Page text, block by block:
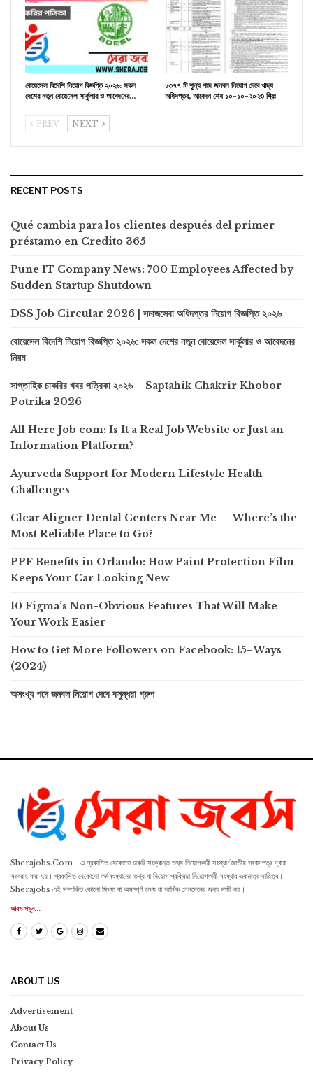
বোয়েসেল বিদেশি নিয়োগ বিজ্ঞপ্তি ২০২৬: সকল
দেশের নতুন বোয়েসেল সার্কুলার ও আবেদনের…
১৩৭৭ টি শূন্য পদে জনবল নিয়োগ দেবে খাদ্য
অধিদপ্তর, আবেদন শেষ ১০-১০-২০২৩ খ্রিঃ
PREV NEXT
RECENT POSTS
Qué cambia para los clientes después del primer
préstamo en Credito 365
Pune IT Company News: 700 Employees Affected by
Sudden Startup Shutdown
DSS Job Circular 2026 | সমাজসেবা অধিদপ্তর নিয়োগ বিজ্ঞপ্তি ২০২৬
বোয়েসেল বিদেশি নিয়োগ বিজ্ঞপ্তি ২০২৬: সকল দেশের নতুন বোয়েসেল সার্কুলার ও আবেদনের
নিয়ম
সাপ্তাহিক চাকরির খবর পত্রিকা ২০২৬ – Saptahik Chakrir Khobor
Potrika 2026
All Here Job com: Is It a Real Job Website or Just an
Information Platform?
Ayurveda Support for Modern Lifestyle Health
Challenges
Clear Aligner Dental Centers Near Me — Where’s the
Most Reliable Place to Go?
PPF Benefits in Orlando: How Paint Protection Film
Keeps Your Car Looking New
10 Figma’s Non-Obvious Features That Will Make
Your Work Easier
How to Get More Followers on Facebook: 15+ Ways
(2024)
অসংখ্য পদে জনবল নিয়োগ দেবে বসুন্ধরা গ্রুপ
Sherajobs.Com - এ প্রকাশিত যেকোনো চাকরি সংক্রান্ত তথ্য নিয়োগকারী সংস্থা/জাতীয় সংবাদপত্র দ্বারা
সরবরাহ করা হয়। প্রকাশিত যেকোনো কর্মসংস্থানের তথ্য বা নিয়োগ প্রক্রিয়া নিয়োগকারী সংস্থার একমাত্র দায়িত্ব।
Sherajobs এই সম্পর্কিত কোনো মিথ্যা বা অসম্পূর্ণ তথ্য বা আর্থিক লেনদেনের জন্য দায়ী নয়।
আরও পড়ুন...
ABOUT US
Advertisement
About Us
Contact Us
Privacy Policy